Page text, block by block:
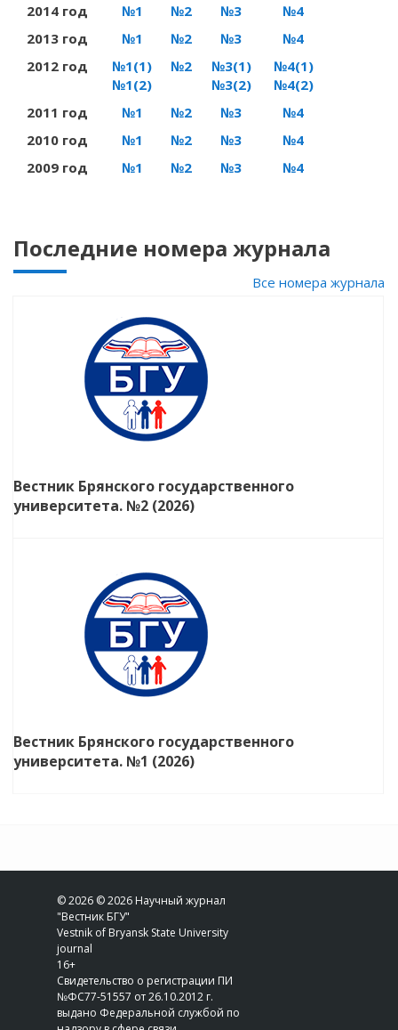
2014 год
№1 №2 №3
№4
2013 год
№1 №2 №3
№4
2012 год
№1(1)
№1(2)
№2
№3(1)
№3(2)
№4(1)
№4(2)
2011 год
№1 №2 №3
№4
2010 год
№1 №2 №3
№4
2009 год
№1 №2 №3 №4
Последние номера журнала
Все номера журнала
Вестник Брянского государственного
университета. №2 (2026)
Вестник Брянского государственного
университета. №1 (2026)
© 2026 © 2026 Научный журнал
"Вестник БГУ"
Vestnik of Bryansk State University
journal
16+
Свидетельство о регистрации ПИ
№ФС77-51557 от 26.10.2012 г.
выдано Федеральной службой по